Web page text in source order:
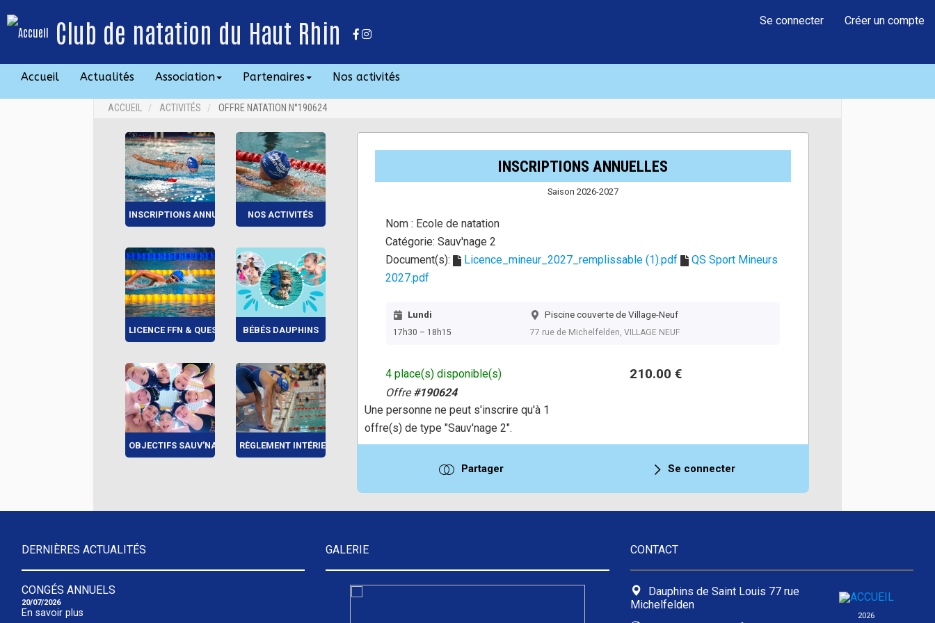
Club de natation du Haut Rhin Se connecter Créer un compte
Accueil Actualités Association Partenaires Nos activités
ACCUEIL ACTIVITÉS OFFRE NATATION N°190624
INSCRIPTIONS ANNUELLES NOS ACTIVITÉS
LICENCE FFN & QUESTION...BÉBÉS DAUPHINS
OBJECTIFS SAUV'NAGE RÈGLEMENT INTÉRIEUR 20...
INSCRIPTIONS ANNUELLES
Saison 2026-2027
Nom : Ecole de natation
Catégorie: Sauv'nage 2
Document(s):
Licence_mineur_2027_remplissable (1).pdf
QS Sport Mineurs
2027.pdf
Lundi
17h30 – 18h15
Piscine couverte de Village-Neuf
77 rue de Michelfelden, VILLAGE NEUF
4 place(s) disponible(s)
Offre#190624
Une personne ne peut s'inscrire qu'à 1
offre(s) de type "Sauv'nage 2".
210.00 €
Partager Se connecter
DERNIÈRES ACTUALITÉS
CONGÉS ANNUELS
20/07/2026
En savoir plus
GALERIE CONTACT
Dauphins de Saint Louis 77 rue
Michelfelden
2026